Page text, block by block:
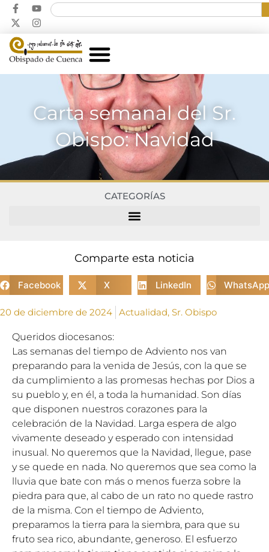
Carta semanal del Sr.
Obispo: Navidad
CATEGORÍAS
Comparte esta noticia
Facebook X LinkedIn WhatsApp
20 de diciembre de 2024 Actualidad, Sr. Obispo
Queridos diocesanos:
Las semanas del tiempo de Adviento nos van
preparando para la venida de Jesús, con la que se
da cumplimiento a las promesas hechas por Dios a
su pueblo y, en él, a toda la humanidad. Son días
que disponen nuestros corazones para la
celebración de la Navidad. Larga espera de algo
vivamente deseado y esperado con intensidad
inusual. No queremos que la Navidad, llegue, pase
y se quede en nada. No queremos que sea como la
lluvia que bate con más o menos fuerza sobre la
piedra para que, al cabo de un rato no quede rastro
de la misma. Con el tiempo de Adviento,
preparamos la tierra para la siembra, para que su
fruto sea rico, abundante, generoso. El esfuerzo